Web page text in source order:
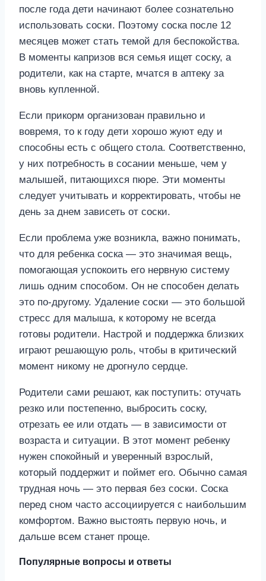
после года дети начинают более сознательно
использовать соски. Поэтому соска после 12
месяцев может стать темой для беспокойства.
В моменты капризов вся семья ищет соску, а
родители, как на старте, мчатся в аптеку за
вновь купленной.
Если прикорм организован правильно и
вовремя, то к году дети хорошо жуют еду и
способны есть с общего стола. Соответственно,
у них потребность в сосании меньше, чем у
малышей, питающихся пюре. Эти моменты
следует учитывать и корректировать, чтобы не
день за днем зависеть от соски.
Если проблема уже возникла, важно понимать,
что для ребенка соска — это значимая вещь,
помогающая успокоить его нервную систему
лишь одним способом. Он не способен делать
это по-другому. Удаление соски — это большой
стресс для малыша, к которому не всегда
готовы родители. Настрой и поддержка близких
играют решающую роль, чтобы в критический
момент никому не дрогнуло сердце.
Родители сами решают, как поступить: отучать
резко или постепенно, выбросить соску,
отрезать ее или отдать — в зависимости от
возраста и ситуации. В этот момент ребенку
нужен спокойный и уверенный взрослый,
который поддержит и поймет его. Обычно самая
трудная ночь — это первая без соски. Соска
перед сном часто ассоциируется с наибольшим
комфортом. Важно выстоять первую ночь, и
дальше всем станет проще.
Популярные вопросы и ответы